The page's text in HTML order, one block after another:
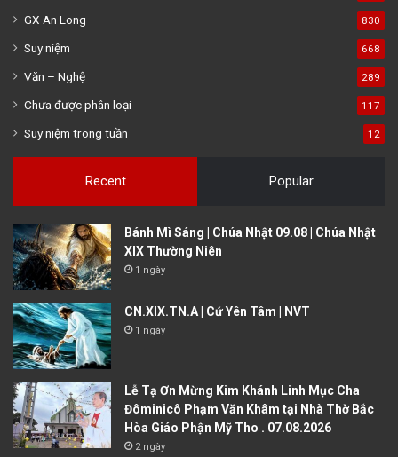
GX An Long 830
Suy niệm 668
Văn – Nghệ 289
Chưa được phân loại 117
Suy niệm trong tuần 12
Recent Popular
Bánh Mì Sáng | Chúa Nhật 09.08 | Chúa Nhật
XIX Thường Niên
1 ngày
CN.XIX.TN.A | Cứ Yên Tâm | NVT
1 ngày
Lễ Tạ Ơn Mừng Kim Khánh Linh Mục Cha
Đôminicô Phạm Văn Khâm tại Nhà Thờ Bắc
Hòa Giáo Phận Mỹ Tho . 07.08.2026
2 ngày